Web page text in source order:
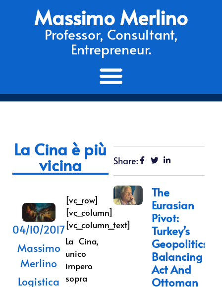
Massimo Merlino
Professor, Consultant,
Entrepreneur.
La Cina è più
vicina
04/10/2017
Massimo
Merlino
Logistica
[vc_row]
[vc_column]
[vc_column_text]
La Cina,
unico
impero
sopra
Share:
The
Eurasian
Pivot:
Turkey’s
Geopolitics
Balancing
Act And
Ottoman